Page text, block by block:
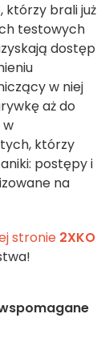
którzy brali już
testowych
dostęp
w niej
aż do
w
którzy
postępy i
na
stronie 2XKO